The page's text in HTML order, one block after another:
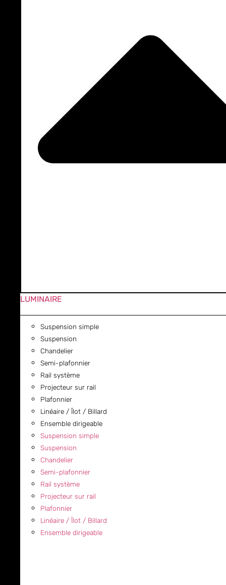
LUMINAIRE
Suspension simple
Suspension
Chandelier
Semi-plafonnier
Rail système
Projecteur sur rail
Plafonnier
Linéaire / Îlot / Billard
Ensemble dirigeable
Suspension simple
Suspension
Chandelier
Semi-plafonnier
Rail système
Projecteur sur rail
Plafonnier
Linéaire / Îlot / Billard
Ensemble dirigeable